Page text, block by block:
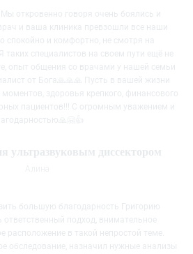
Мы откровенно говоря очень боялись и
и ваша клиника превзошли все наши
спокойно и комфортно, не смотря на
таких специалистов на своем пути ещё не
опыт общения со врачами у нашей семьи
от Бога🙏🙏🙏 Пусть в вашей жизни
здоровья крепкого, финансового
пациентов!!! С огромным уважением и
ультразвуковым диссектором
большую благодарность Григорию
ответственный подход, внимательное
расположение в такой непростой теме.
обследование, назначил нужные анализы​